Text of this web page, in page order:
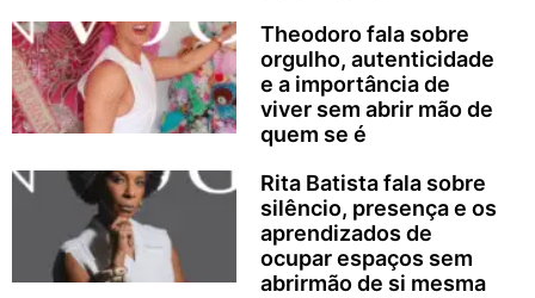
Theodoro fala sobre
orgulho, autenticidade
e a importância de
viver sem abrir mão de
quem se é
Rita Batista fala sobre
silêncio, presença e os
aprendizados de
ocupar espaços sem
abrirmão de si mesma